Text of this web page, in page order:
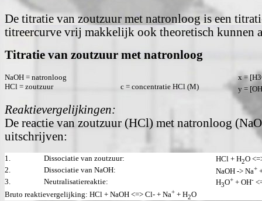
De titratie van zoutzuur met natronloog is een
titreercurve vrij makkelijk ook theoretisch kunnen
Titratie van zoutzuur met natronloog
NaOH = natronloog
HCl = zoutzuur
c = concentratie HCl (M)
x =
y = [OH
Reaktievergelijkingen:
De reactie van zoutzuur (HCl) met natronloog
uitschrijven:
1. Dissociatie van zoutzuur: HCl + H2O
2.
Dissociatie van NaOH: NaOH -> Na+
3.
Neutralisatiereaktie: H3O+ + OH-
Bruto reaktievergelijking: HCl + NaOH <=> Cl- + Na+ + H2O